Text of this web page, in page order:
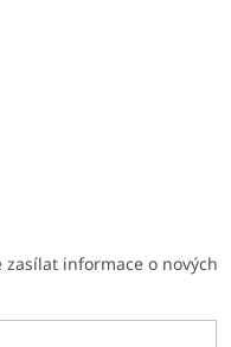
informace o nových